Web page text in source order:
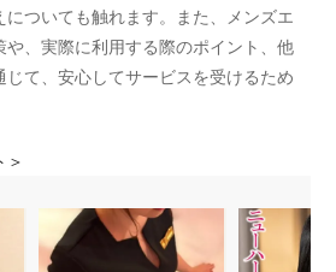
ついても触れます。また、メンズエ
、実際に利用する際のポイント、他
て、安心してサービスを受けるため